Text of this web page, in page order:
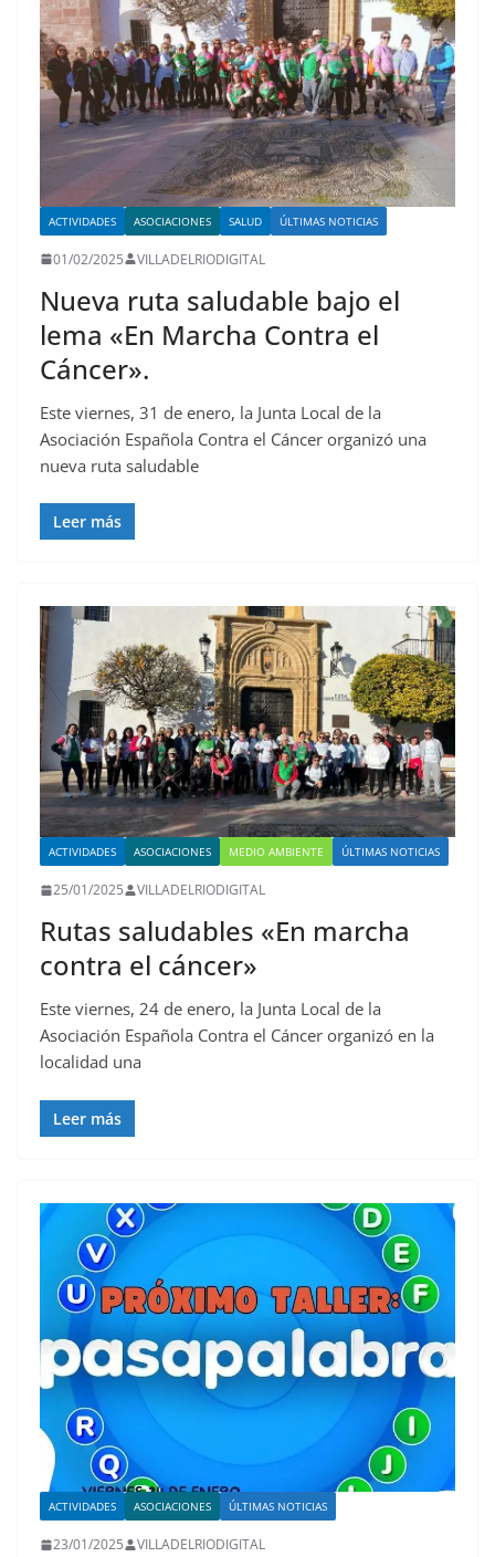
ACTIVIDADES ASOCIACIONES SALUD ÚLTIMAS NOTICIAS
01/02/2025 VILLADELRIODIGITAL
Nueva ruta saludable bajo el
lema «En Marcha Contra el
Cáncer».
Este viernes, 31 de enero, la Junta Local de la
Asociación Española Contra el Cáncer organizó una
nueva ruta saludable
Leer más
ACTIVIDADES ASOCIACIONES MEDIO AMBIENTE ÚLTIMAS NOTICIAS
25/01/2025 VILLADELRIODIGITAL
Rutas saludables «En marcha
contra el cáncer»
Este viernes, 24 de enero, la Junta Local de la
Asociación Española Contra el Cáncer organizó en la
localidad una
Leer más
ACTIVIDADES ASOCIACIONES ÚLTIMAS NOTICIAS
23/01/2025 VILLADELRIODIGITAL